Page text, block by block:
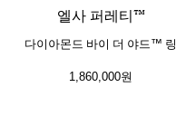
엘사 퍼레티™
다이아몬드 바이 더 야드™ 링
1,860,000원